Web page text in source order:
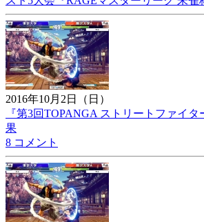
2016年10月2日（日）
『第3回TOPANGA ストリートファイ
果
8 コメント